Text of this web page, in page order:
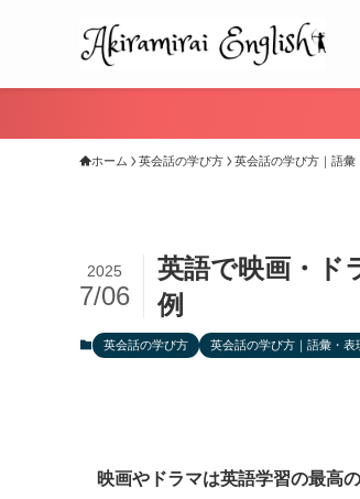
ホーム 英会話の学び方 英会話の学び方｜語彙
英語で映画・ド
例
2025
7/06
英会話の学び方 英会話の学び方｜語彙・表
映画やドラマは英語学習の最高